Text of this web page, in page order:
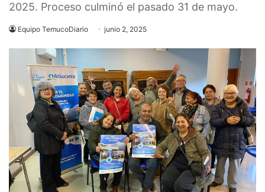
2025. Proceso culminó el pasado 31 de mayo.
Equipo TemucoDiario junio 2, 2025